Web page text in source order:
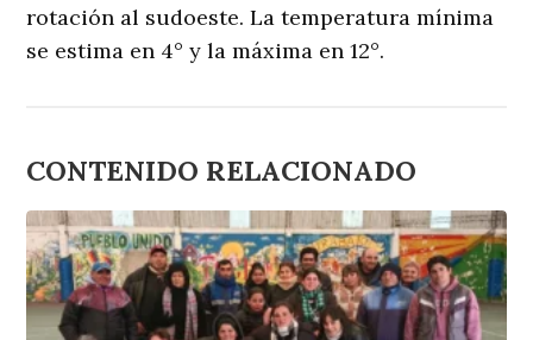
rotación al sudoeste. La temperatura mínima
se estima en 4° y la máxima en 12°.
CONTENIDO RELACIONADO